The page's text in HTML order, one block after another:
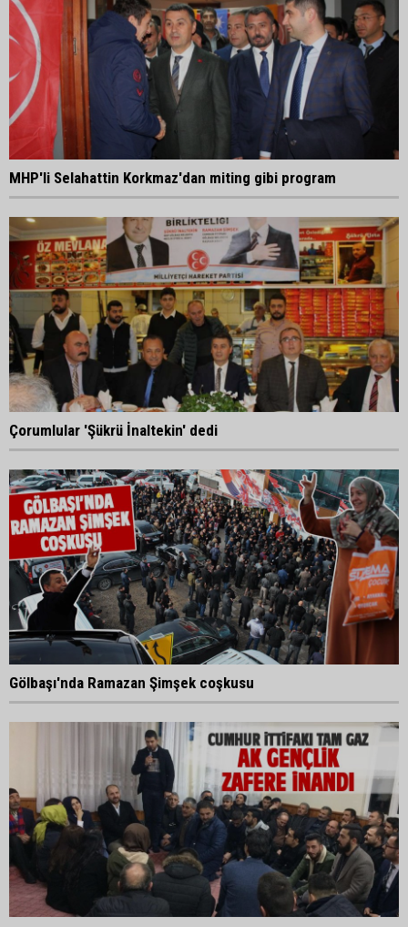
MHP'li Selahattin Korkmaz'dan miting gibi program
Çorumlular 'Şükrü İnaltekin' dedi
Gölbaşı'nda Ramazan Şimşek coşkusu